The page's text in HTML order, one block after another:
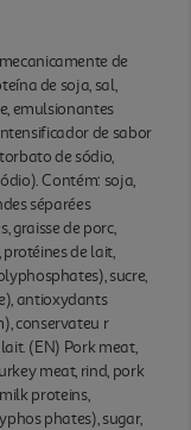
de
de soja, sal,
emulsionantes
de sabor
de sódio,
Contém: soja,
séparées
graisse de porc,
protéines de lait,
sucre,
antioxydants
conservateu r
(EN) Pork meat,
meat, rind, pork
proteins,
phates), sugar,